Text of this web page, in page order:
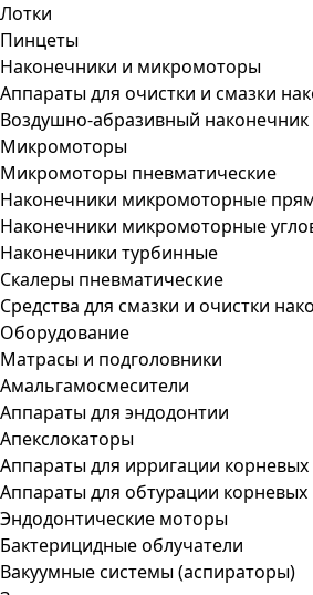
Лотки
Пинцеты
Наконечники и микромоторы
Аппараты для очистки и смазки
Воздушно-абразивный наконечник
Микромоторы
Микромоторы пневматические
Наконечники микромоторные
Наконечники микромоторные
Наконечники турбинные
Скалеры пневматические
Средства для смазки и очистки
Оборудование
Матрасы и подголовники
Амальгамосмесители
Аппараты для эндодонтии
Апекслокаторы
Аппараты для ирригации корневых
Аппараты для обтурации корневых
Эндодонтические моторы
Бактерицидные облучатели
Вакуумные системы (аспираторы)